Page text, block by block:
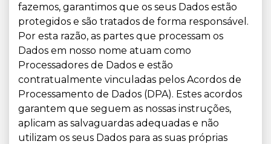
fazemos, garantimos que os seus Dados estão
protegidos e são tratados de forma responsável.
Por esta razão, as partes que processam os
Dados em nosso nome atuam como
Processadores de Dados e estão
contratualmente vinculadas pelos Acordos de
Processamento de Dados (DPA). Estes acordos
garantem que seguem as nossas instruções,
aplicam as salvaguardas adequadas e não
utilizam os seus Dados para as suas próprias